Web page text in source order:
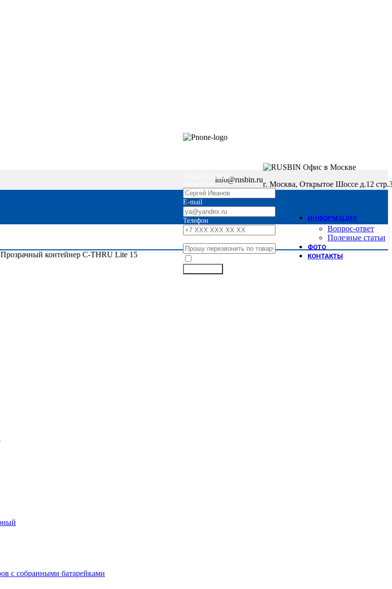
info@rusbin.ru
г. Москва, Открытое Шоссе д.12
заказать звонок
E-mail
Телефон
политики обработки персональных
ИНФОРМАЦИЯ
Вопрос-ответ
Полезные статьи
ФОТО
КОНТАКТЫ
Прозрачный контейнер C-THRU Lite 15